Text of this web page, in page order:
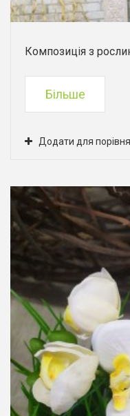
Композиція з рослин
Більше
Додати для